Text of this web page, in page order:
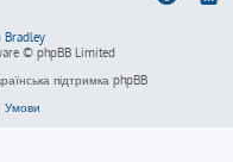
Bradley
© phpBB Limited
підтримка phpBB
Умови